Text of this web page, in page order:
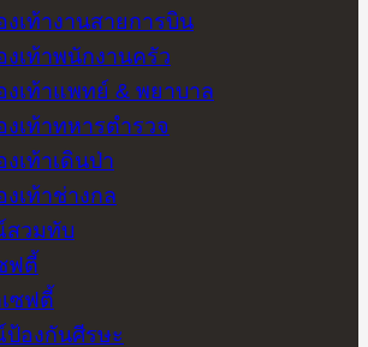
งเท้างานสายการบิน
งเท้าพนักงานครัว
งเท้าแพทย์ & พยาบาล
งเท้าทหารตำรวจ
งเท้าเดินป่า
งเท้าช่างกล
สวมทับ
ฟตี้
ซฟตี้
องกันศีรษะ